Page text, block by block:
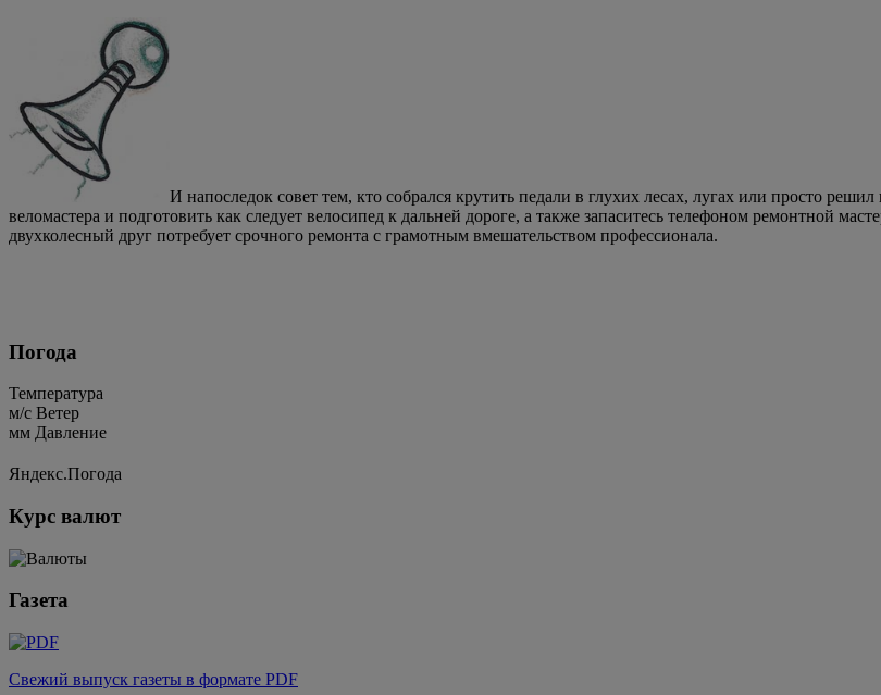
И напоследок совет тем, кто собрался крутить педали в глухих лесах, лугах или просто решил
веломастера и подготовить как следует велосипед к дальней дороге, а также запаситесь телефоном ремонтной
двухколесный друг потребует срочного ремонта с грамотным вмешательством профессионала.
Погода
Температура
м/c Ветер
мм Давление
Яндекс.Погода
Курс валют
Газета
Свежий выпуск газеты в формате PDF